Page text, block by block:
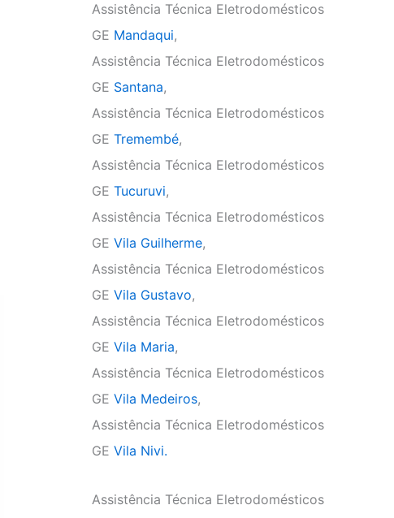
Assistência Técnica Eletrodomésticos
GE Mandaqui,
Assistência Técnica Eletrodomésticos
GE Santana,
Assistência Técnica Eletrodomésticos
GE Tremembé,
Assistência Técnica Eletrodomésticos
GE Tucuruvi,
Assistência Técnica Eletrodomésticos
GE Vila Guilherme,
Assistência Técnica Eletrodomésticos
GE Vila Gustavo,
Assistência Técnica Eletrodomésticos
GE Vila Maria,
Assistência Técnica Eletrodomésticos
GE Vila Medeiros,
Assistência Técnica Eletrodomésticos
GE Vila Nivi.
Assistência Técnica Eletrodomésticos